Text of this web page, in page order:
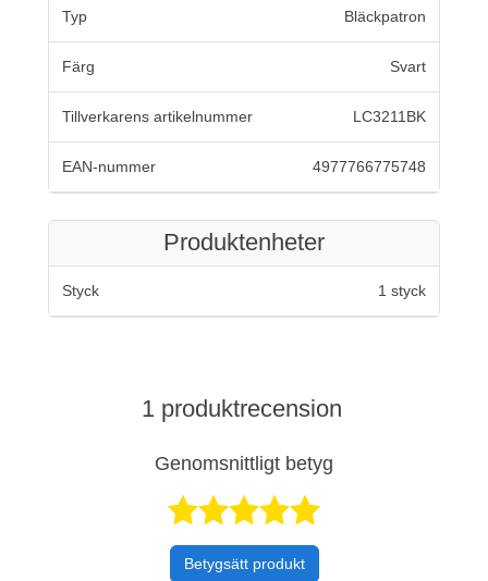
Typ Bläckpatron
Färg Svart
Tillverkarens artikelnummer LC3211BK
EAN-nummer 4977766775748
Produktenheter
Styck 1 styck
1 produktrecension
Genomsnittligt betyg
Betygsatt 5 av
Betygsätt produkt